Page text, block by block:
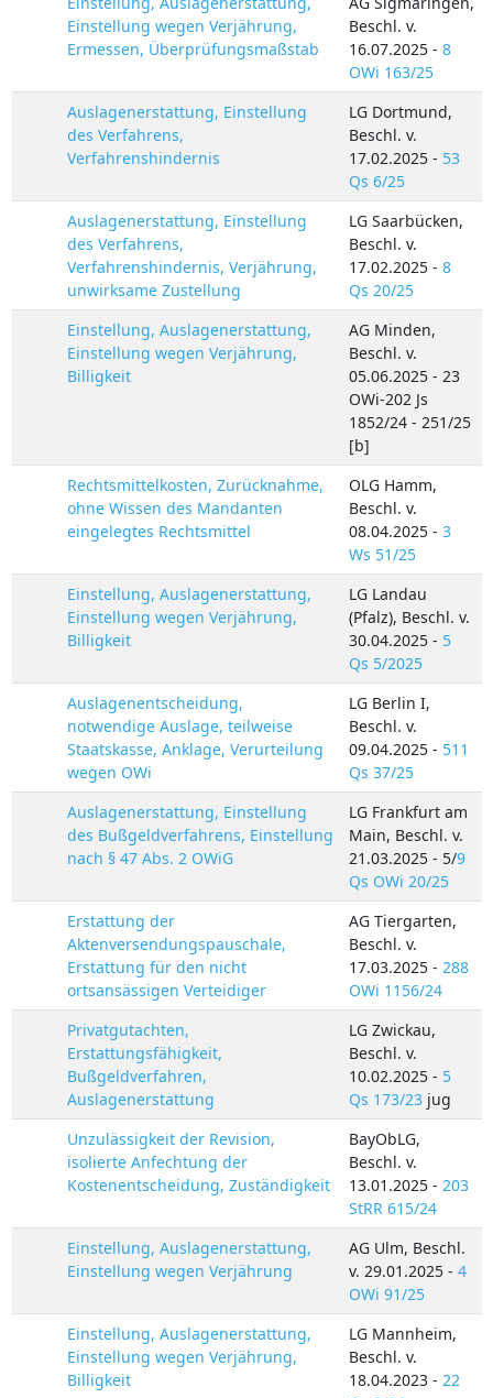
Einstellung wegen Verjährung,
Ermessen, Überprüfungsmaßstab
Beschl. v.
16.07.2025 - 8
OWi 163/25
Auslagenerstattung, Einstellung
des Verfahrens,
Verfahrenshindernis
LG Dortmund,
Beschl. v.
17.02.2025 - 53
Qs 6/25
Auslagenerstattung, Einstellung
des Verfahrens,
Verfahrenshindernis, Verjährung,
unwirksame Zustellung
LG Saarbücken,
Beschl. v.
17.02.2025 - 8
Qs 20/25
Einstellung, Auslagenerstattung,
Einstellung wegen Verjährung,
Billigkeit
AG Minden,
Beschl. v.
05.06.2025 - 23
OWi-202 Js
1852/24 - 251/25
[b]
Rechtsmittelkosten, Zurücknahme,
ohne Wissen des Mandanten
eingelegtes Rechtsmittel
OLG Hamm,
Beschl. v.
08.04.2025 - 3
Ws 51/25
Einstellung, Auslagenerstattung,
Einstellung wegen Verjährung,
Billigkeit
LG Landau
(Pfalz), Beschl. v.
30.04.2025 - 5
Qs 5/2025
Auslagenentscheidung,
notwendige Auslage, teilweise
Staatskasse, Anklage, Verurteilung
wegen OWi
LG Berlin I,
Beschl. v.
09.04.2025 - 511
Qs 37/25
Auslagenerstattung, Einstellung
des Bußgeldverfahrens, Einstellung
nach § 47 Abs. 2 OWiG
LG Frankfurt am
Main, Beschl. v.
21.03.2025 - 5/9
Qs OWi 20/25
Erstattung der
Aktenversendungspauschale,
Erstattung für den nicht
ortsansässigen Verteidiger
AG Tiergarten,
Beschl. v.
17.03.2025 - 288
OWi 1156/24
Privatgutachten,
Erstattungsfähigkeit,
Bußgeldverfahren,
Auslagenerstattung
LG Zwickau,
Beschl. v.
10.02.2025 - 5
Qs 173/23jug
Unzulässigkeit der Revision,
isolierte Anfechtung der
Kostenentscheidung, Zuständigkeit
BayObLG,
Beschl. v.
13.01.2025 - 203
StRR 615/24
Einstellung, Auslagenerstattung,
Einstellung wegen Verjährung
AG Ulm, Beschl.
v. 29.01.2025 - 4
OWi 91/25
Einstellung, Auslagenerstattung,
Einstellung wegen Verjährung,
Billigkeit
LG Mannheim,
Beschl. v.
18.04.2023 - 22